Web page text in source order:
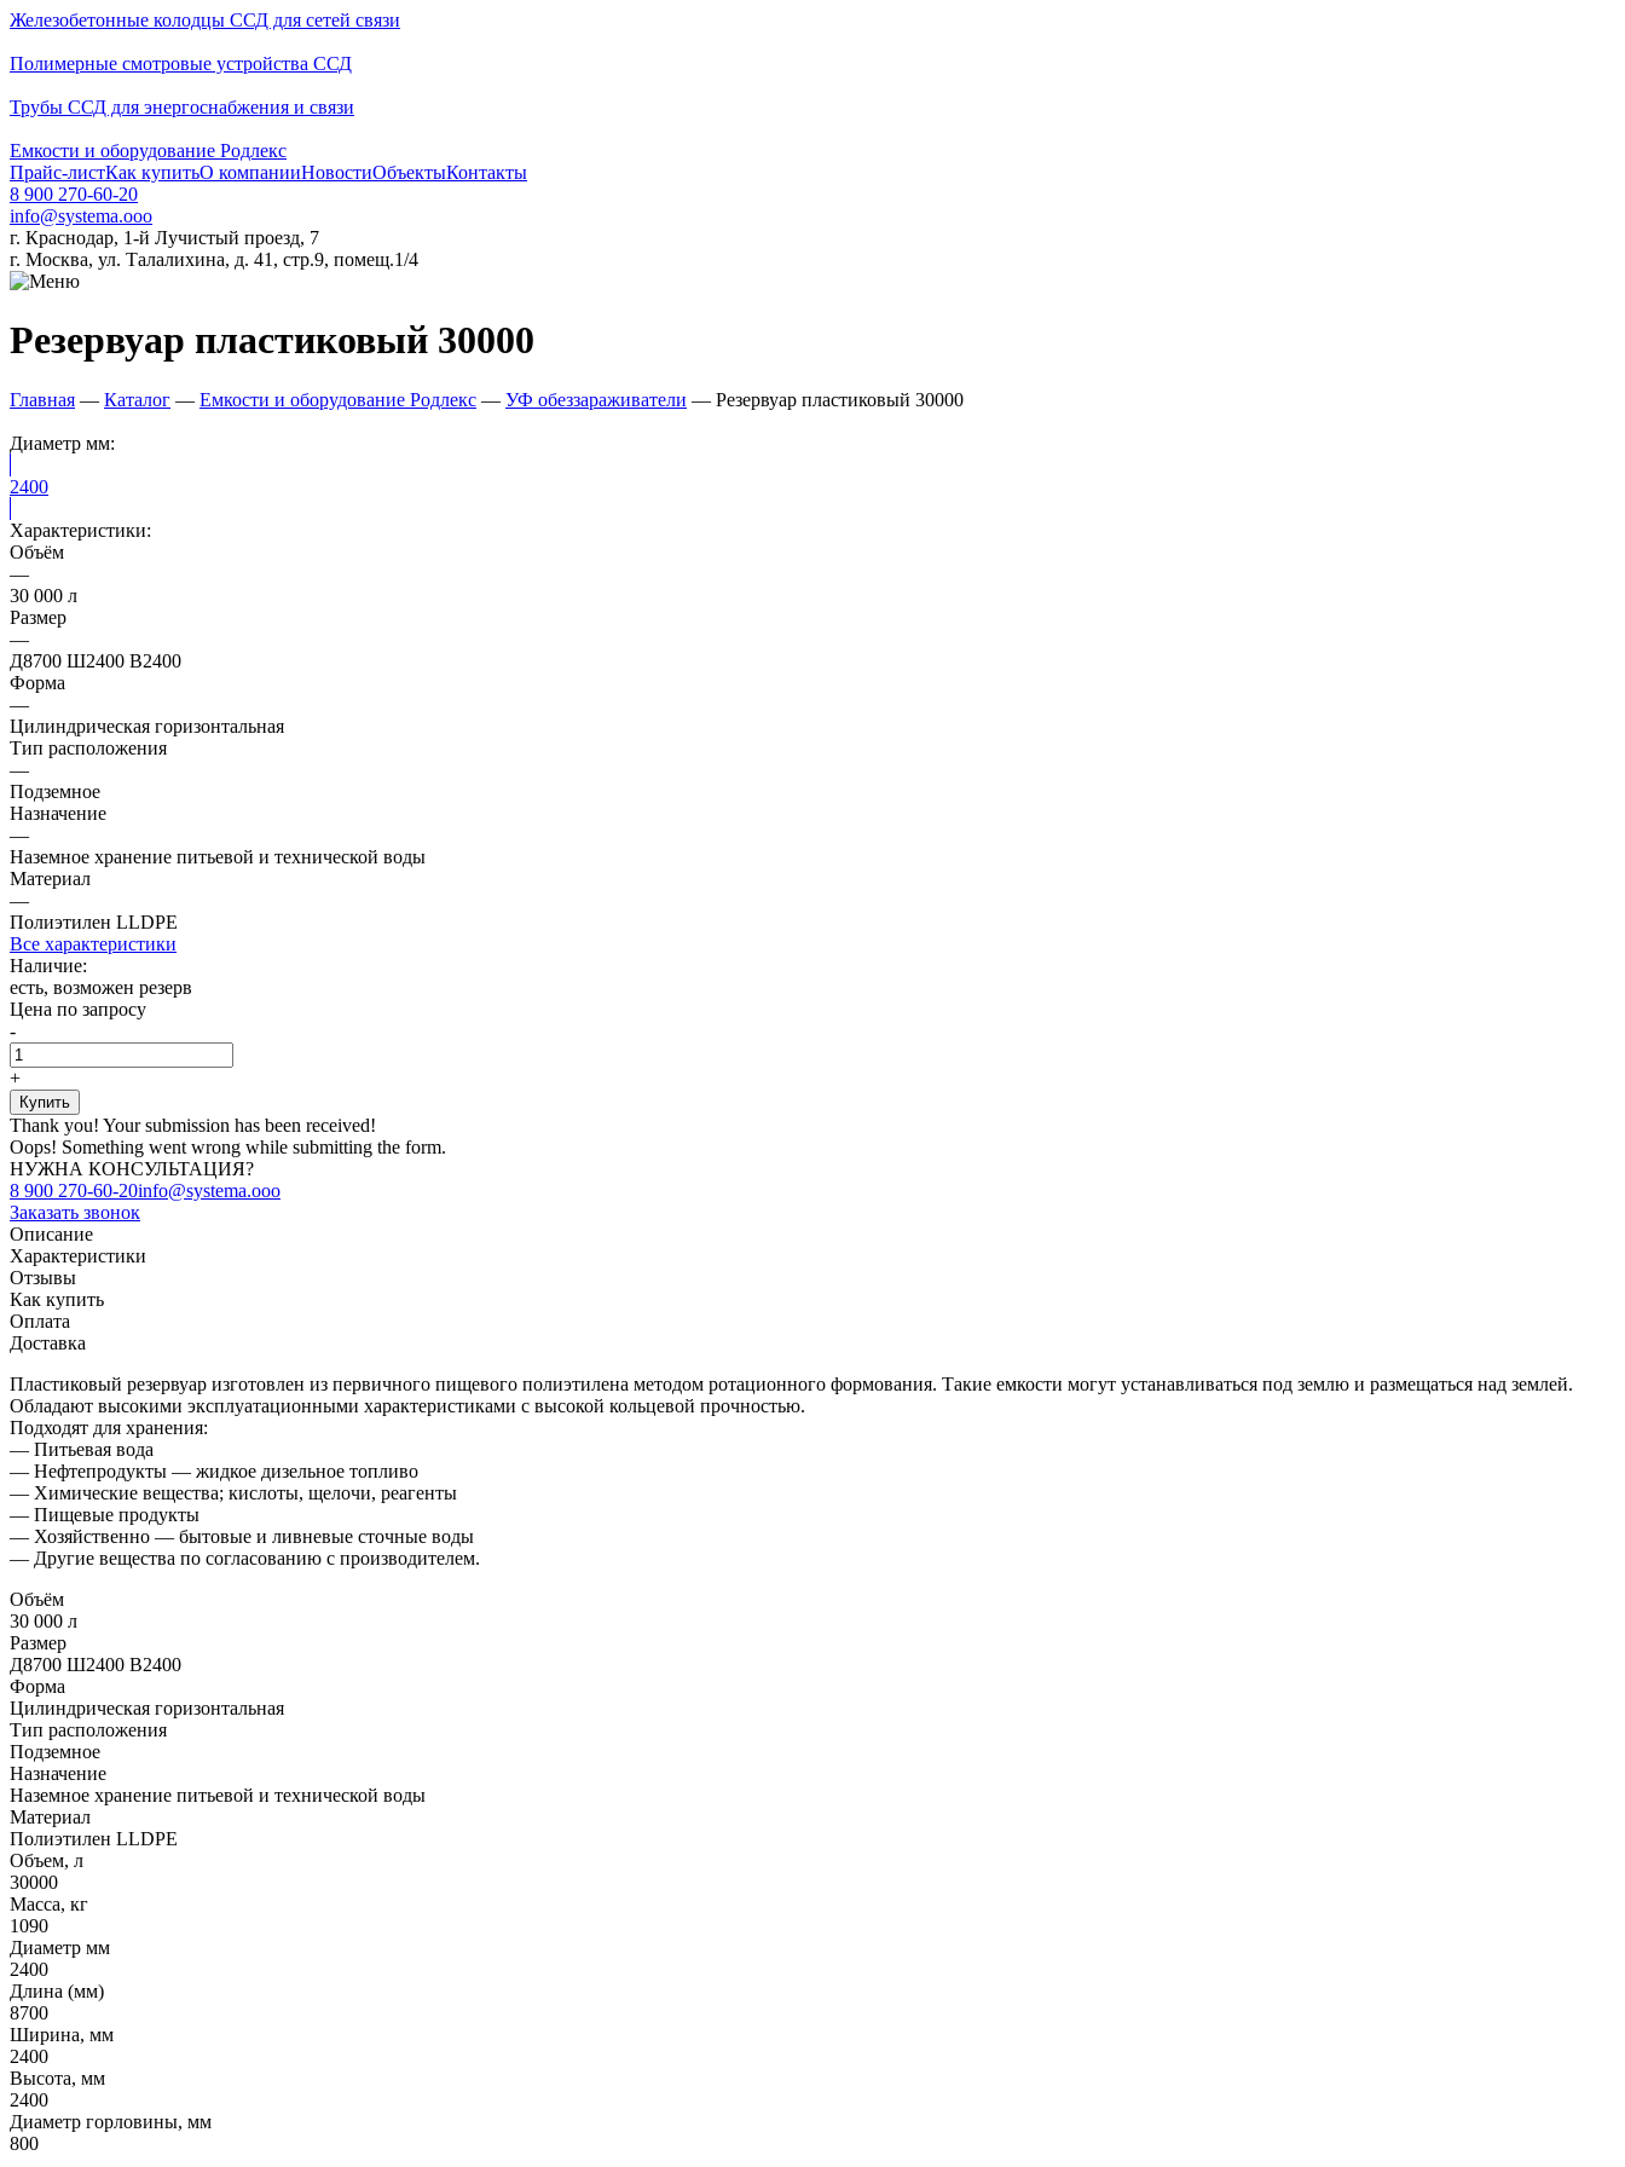
Железобетонные колодцы ССД для сетей связи
Полимерные смотровые устройства ССД
Трубы ССД для энергоснабжения и связи
Емкости и оборудование Родлекс
Прайс-листКак купитьО компанииНовостиОбъектыКонтакты
8 900 270-60-20
info@systema.ooo
г. Краснодар, 1-й Лучистый проезд, 7
г. Москва, ул. Талалихина, д. 41, стр.9, помещ.1/4
Резервуар пластиковый 30000
Главная — Каталог — Емкости и оборудование Родлекс — УФ обеззараживатели — Резервуар пластиковый 30000
Диаметр мм:
2400
Характеристики:
Объём
—
30 000 л
Размер
—
Д8700 Ш2400 В2400
Форма
—
Цилиндрическая горизонтальная
Тип расположения
—
Подземное
Назначение
—
Наземное хранение питьевой и технической воды
Материал
—
Полиэтилен LLDPE
Все характеристики
Наличие:
есть, возможен резерв
Цена по запросу
-
+
Thank you! Your submission has been received!
Oops! Something went wrong while submitting the form.
НУЖНА КОНСУЛЬТАЦИЯ?
8 900 270-60-20info@systema.ooo
Заказать звонок
Описание
Характеристики
Отзывы
Как купить
Оплата
Доставка
Пластиковый резервуар изготовлен из первичного пищевого полиэтилена методом ротационного формования. Такие емкости могут устанавливаться под землю и размещаться над землей.
Обладают высокими эксплуатационными характеристиками с высокой кольцевой прочностью.
Подходят для хранения:
— Питьевая вода
— Нефтепродукты — жидкое дизельное топливо
— Химические вещества; кислоты, щелочи, реагенты
— Пищевые продукты
— Хозяйственно — бытовые и ливневые сточные воды
— Другие вещества по согласованию с производителем.
Объём
30 000 л
Размер
Д8700 Ш2400 В2400
Форма
Цилиндрическая горизонтальная
Тип расположения
Подземное
Назначение
Наземное хранение питьевой и технической воды
Материал
Полиэтилен LLDPE
Объем, л
30000
Масса, кг
1090
Диаметр мм
2400
Длина (мм)
8700
Ширина, мм
2400
Высота, мм
2400
Диаметр горловины, мм
800